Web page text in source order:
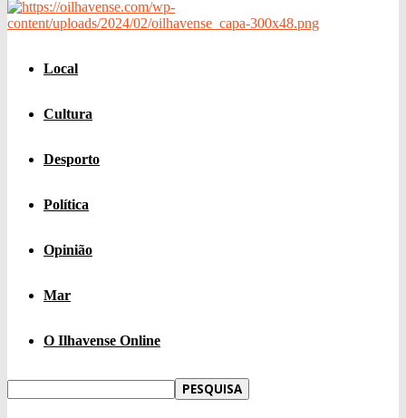
Local
Cultura
Desporto
Política
Opinião
Mar
O Ilhavense Online